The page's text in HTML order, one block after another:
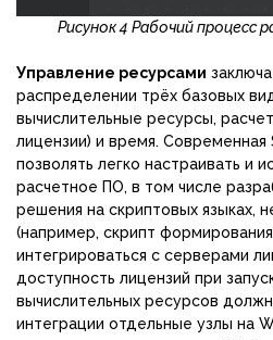
Рисунок 4 Рабочий процесс
Управление ресурсами
распределении трёх базовых
вычислительные ресурсы,
лицензии) и время.
позволять легко настраивать и
расчетное ПО, в том числе
решения на скриптовых языках,
(например, скрипт
интегрироваться с серверами
доступность лицензий при
вычислительных ресурсов
интеграции отдельные узлы на